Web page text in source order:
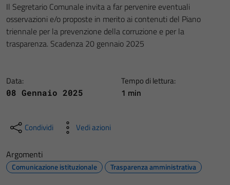
Il Segretario Comunale invita a far pervenire eventuali
osservazioni e/o proposte in merito ai contenuti del Piano
triennale per la prevenzione della corruzione e per la
trasparenza. Scadenza 20 gennaio 2025
Data:
08 Gennaio 2025
Tempo di lettura:
1 min
Condividi Vedi azioni
Argomenti
Comunicazione istituzionale Trasparenza amministrativa